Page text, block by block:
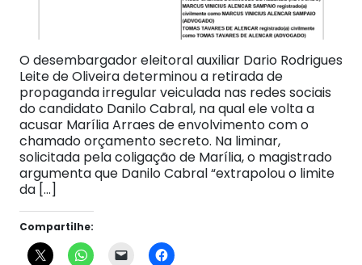
O desembargador eleitoral auxiliar Dario Rodrigues
Leite de Oliveira determinou a retirada de
propaganda irregular veiculada nas redes sociais
do candidato Danilo Cabral, na qual ele volta a
acusar Marília Arraes de envolvimento com o
chamado orçamento secreto. Na liminar,
solicitada pela coligação de Marília, o magistrado
argumenta que Danilo Cabral “extrapolou o limite
da […]
Compartilhe: